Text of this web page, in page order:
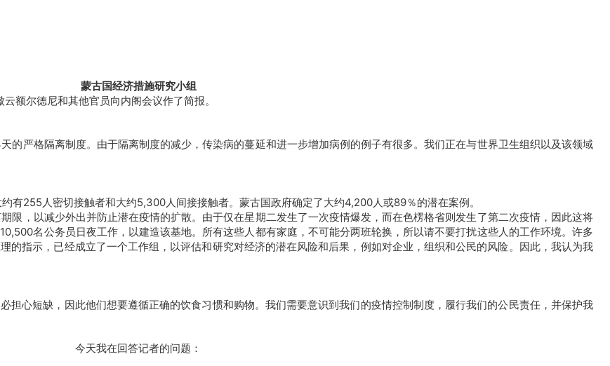
蒙古国经济措施研究小组
额尔德尼和其他官员向内阁会议作了简报。
的严格隔离制度。由于隔离制度的减少，传染病的蔓延和进一步增加病例的例子有很多。我们正在与世界卫生组织以及该领域
有255人密切接触者和大约5,300人间接接触者。蒙古国政府确定了大约4,200人或89％的潜在案例。
限，以减少外出并防止潜在疫情的扩散。由于仅在星期二发生了一次疫情爆发，而在色楞格省则发生了第二次疫情，因此这将
名公务员日夜工作，以建造该基地。所有这些人都有家庭，不可能分两班轮换，所以请不要打扰这些人的工作环境。许多
的指示，已经成立了一个工作组，以评估和研究对经济的潜在风险和后果，例如对企业，组织和公民的风险。因此，我认为我
担心短缺，因此他们想要遵循正确的饮食习惯和购物。我们需要意识到我们的疫情控制制度，履行我们的公民责任，并保护我
今天我在回答记者的问题：